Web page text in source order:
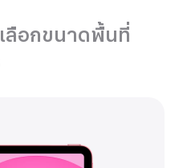
เลือกขนาดพื้นที่